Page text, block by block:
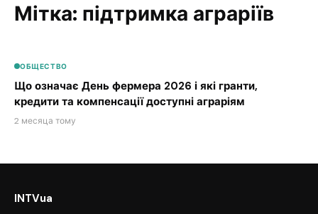
Мітка: підтримка аграріїв
ОБЩЕСТВО
Що означає День фермера 2026 і які гранти,
кредити та компенсації доступні аграріям
2 месяца тому
INTVua